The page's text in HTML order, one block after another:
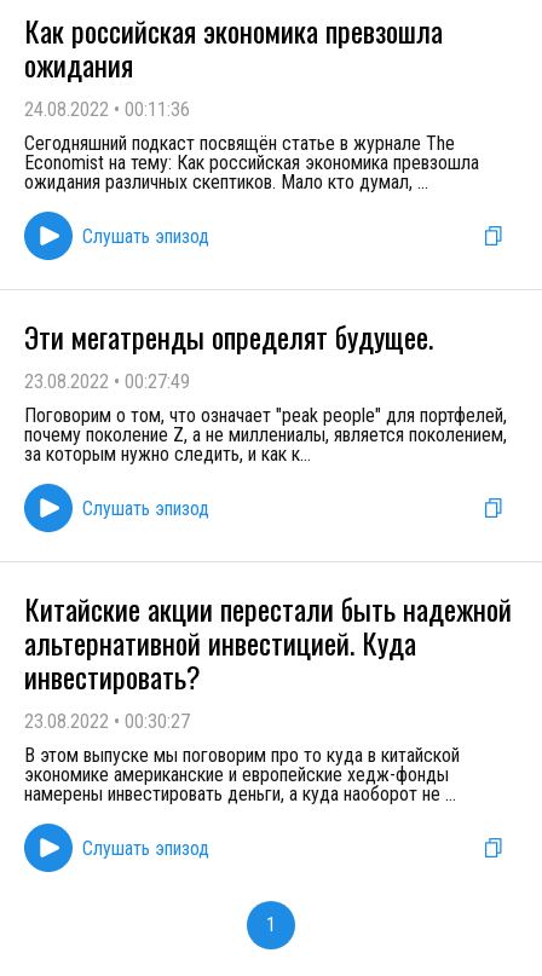
Как российская экономика превзошла
ожидания
24.08.2022 • 00:11:36
Сегодняшний подкаст посвящён статье в журнале The
Economist на тему: Как российская экономика превзошла
ожидания различных скептиков. Мало кто думал, ...
Слушать эпизод
Эти мегатренды определят будущее.
23.08.2022 • 00:27:49
Поговорим о том, что означает "peak people" для портфелей,
почему поколение Z, а не миллениалы, является поколением,
за которым нужно следить, и как к...
Слушать эпизод
Китайские акции перестали быть надежной
альтернативной инвестицией. Куда
инвестировать?
23.08.2022 • 00:30:27
В этом выпуске мы поговорим про то куда в китайской
экономике американские и европейские хедж-фонды
намерены инвестировать деньги, а куда наоборот не ...
Слушать эпизод
1